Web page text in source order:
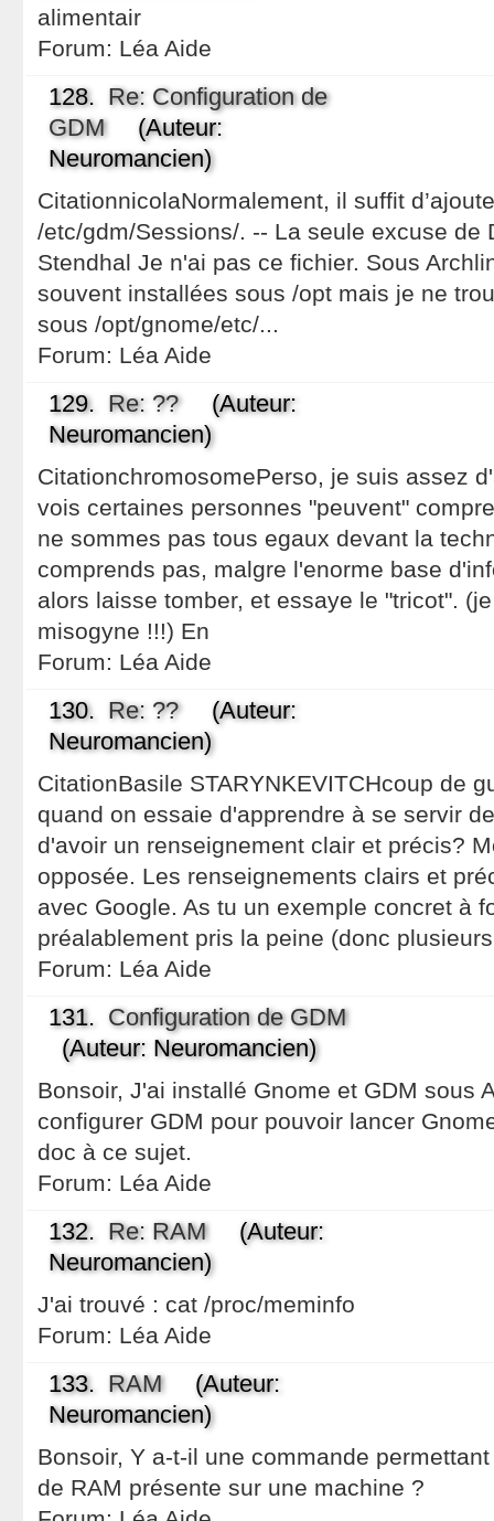
alimentair
Forum: Léa Aide
128. Re: Configuration de
GDM(Auteur:
Neuromancien)
CitationnicolaNormalement, il suffit
/etc/gdm/Sessions/. -- La seule excuse de
Stendhal Je n'ai pas ce fichier. Sous
souvent installées sous /opt mais je ne
sous /opt/gnome/etc/...
Forum: Léa Aide
129. Re: ??(Auteur:
Neuromancien)
CitationchromosomePerso, je suis assez
vois certaines personnes "peuvent"
ne sommes pas tous egaux devant la
comprends pas, malgre l'enorme base
alors laisse tomber, et essaye le "tricot".
misogyne !!!) En
Forum: Léa Aide
130. Re: ??(Auteur:
Neuromancien)
CitationBasile STARYNKEVITCHcoup de
quand on essaie d'apprendre à se servir
d'avoir un renseignement clair et précis?
opposée. Les renseignements clairs et
avec Google. As tu un exemple concret à
préalablement pris la peine (donc
Forum: Léa Aide
131. Configuration de GDM
(Auteur: Neuromancien)
Bonsoir, J'ai installé Gnome et GDM sous
configurer GDM pour pouvoir lancer
doc à ce sujet.
Forum: Léa Aide
132. Re: RAM(Auteur:
Neuromancien)
J'ai trouvé : cat /proc/meminfo
Forum: Léa Aide
133. RAM(Auteur:
Neuromancien)
Bonsoir, Y a-t-il une commande
de RAM présente sur une machine ?